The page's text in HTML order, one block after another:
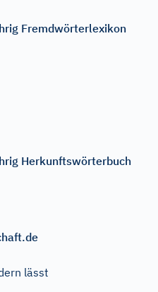
Fremdwörterlexikon
Herkunftswörterbuch
lässt